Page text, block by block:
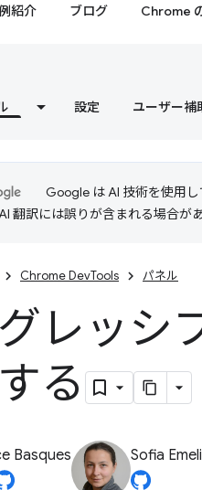
紹介 ブログ Chrome
設定 ユーザー補
Google は AI 技術を使用
翻訳には誤りが含まれる場合があ
Chrome DevTools パネル
レッシ
る
Basques Sofia